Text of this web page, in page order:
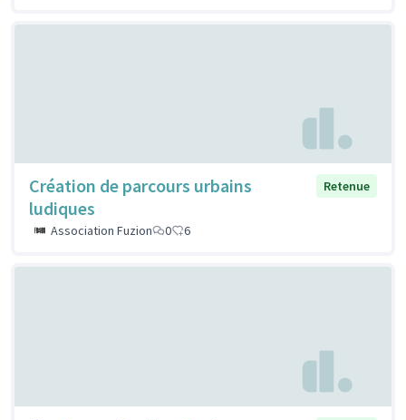
Création de parcours urbains
ludiques
Retenue
Association Fuzion 0 6